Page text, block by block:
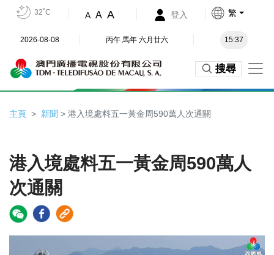
32˚C A A A 登入 繁
2026-08-08 丙午 馬年 六月廿六 15:37
搜尋
主頁 新聞 > 港入境處料五一黃金周590萬人次通關
港入境處料五一黃金周590萬人
次通關